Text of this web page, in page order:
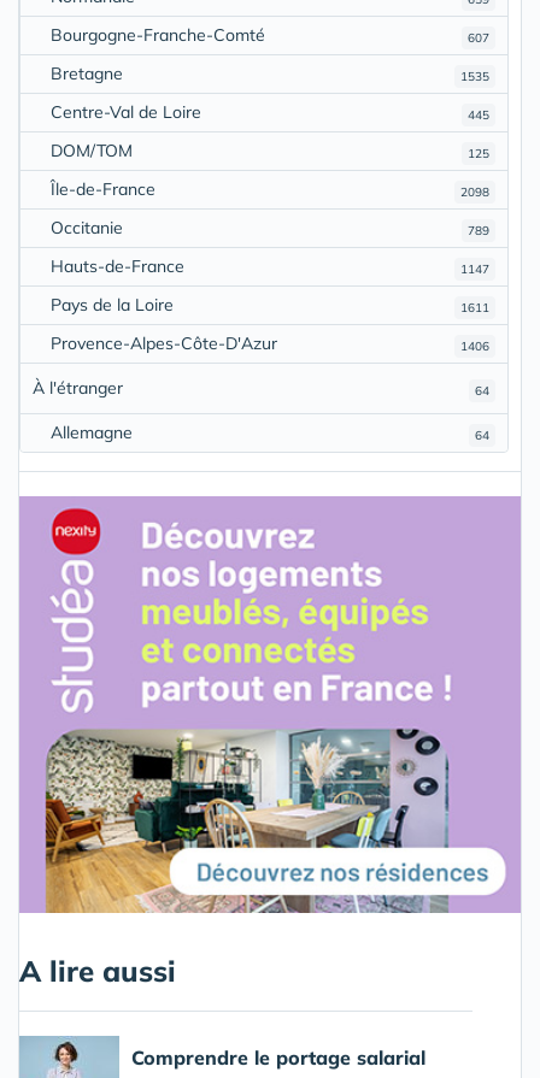
607
Bourgogne-Franche-Comté
1535
Bretagne
445
Centre-Val de Loire
125
DOM/TOM
2098
Île-de-France
789
Occitanie
1147
Hauts-de-France
1611
Pays de la Loire
1406
Provence-Alpes-Côte-D'Azur
64
À l'étranger
64
Allemagne
A lire aussi
Comprendre le portage salarial